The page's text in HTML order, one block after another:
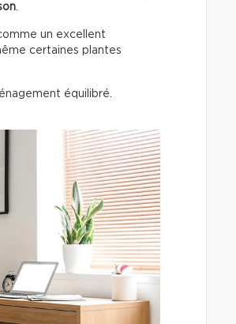
un excellent
certaines plantes
équilibré.